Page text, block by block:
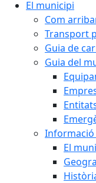
El municipi
Com
Transport
Guia de
Guia del
El